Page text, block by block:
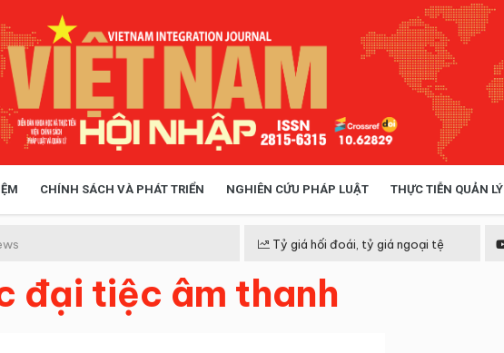
CHÍNH SÁCH VÀ PHÁT TRIỂN NGHIÊN CỨU PHÁP LUẬT THỰC TIỄN QUẢN LÝ
Tỷ giá hối đoái, tỷ giá ngoại tệ
đại tiệc âm thanh